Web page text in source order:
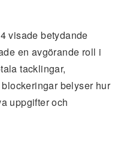
visade betydande
en avgörande roll i
tacklingar,
belyser hur
uppgifter och